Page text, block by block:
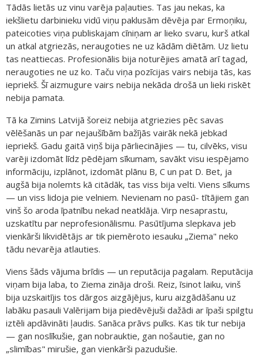
Tādās lietās uz vinu varēja paļauties. Tas jau nekas, ka
iekšlietu darbinieku vidū viņu paklusām dēvēja par Ermoņiku,
pateicoties viņa publiskajam cīniņam ar lieko svaru, kurš atkal
un atkal atgriezās, neraugoties ne uz kādām diētām. Uz lietu
tas neattiecas. Profesionālis bija noturējies amatā arī tagad,
neraugoties ne uz ko. Taču viņa pozīcijas vairs nebija tās, kas
iepriekš. Šī aizmugure vairs nebija nekāda drošā un lieki riskēt
nebija pamata.
Tā ka Zimins Latvijā šoreiz nebija atgriezies pēc savas
vēlēšanās un par nejaušībām bažījās vairāk nekā jebkad
iepriekš. Gadu gaitā viņš bija pārliecinājies — tu, cilvēks, visu
varēji izdomāt līdz pēdējam sīkumam, savākt visu iespējamo
informāciju, izplānot, izdomāt plānu B, C un pat D. Bet, ja
augšā bija nolemts kā citādāk, tas viss bija velti. Viens sīkums
— un viss lidoja pie velniem. Nevienam no pasū- tītājiem gan
vinš šo aroda īpatnību nekad neatklāja. Virp nesaprastu,
uzskatītu par neprofesionālismu. Pasūtījuma slepkava jeb
vienkārši likvidētājs ar tik piemēroto iesauku „Ziema" neko
tādu nevarēja atlauties.
Viens šāds vājuma brīdis — un reputācija pagalam. Reputācija
viņam bija laba, to Ziema zināja droši. Reiz, īsinot laiku, vinš
bija uzskaitījis tos dārgos aizgājējus, kuru aizgādāšanu uz
labāku pasauli Valērijam bija piedēvējuši dažādi ar īpaši spilgtu
iztēli apdāvināti ļaudis. Sanāca prāvs pulks. Kas tik tur nebija
— gan noslīkušie, gan nobrauktie, gan nošautie, gan no
„slimības" mirušie, gan vienkārši pazudušie.